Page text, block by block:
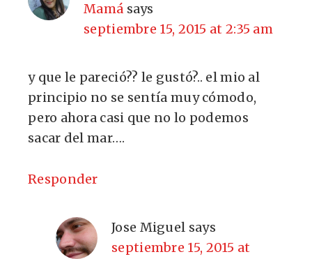
Mamá says
septiembre 15, 2015 at 2:35 am
y que le pareció?? le gustó?.. el mio al
principio no se sentía muy cómodo,
pero ahora casi que no lo podemos
sacar del mar….
Responder
Jose Miguel says
septiembre 15, 2015 at